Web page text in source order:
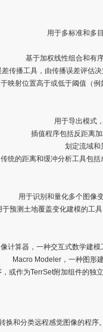
用于多标准和多
基于加权线性组合和有
传播工具，由传播误差评估
映射位置高于或低于阈值（
用于导出模式
插值程序包括反距离
划定流域和
传统的距离和缓冲分析工具包
用于识别和量化多个图像
于预测土地覆盖变化建模的工
像计算器，一种交互式数学建
Macro Modeler，一种图形
或作为TerrSet附加组件的独
换和分类远程感觉图像的程